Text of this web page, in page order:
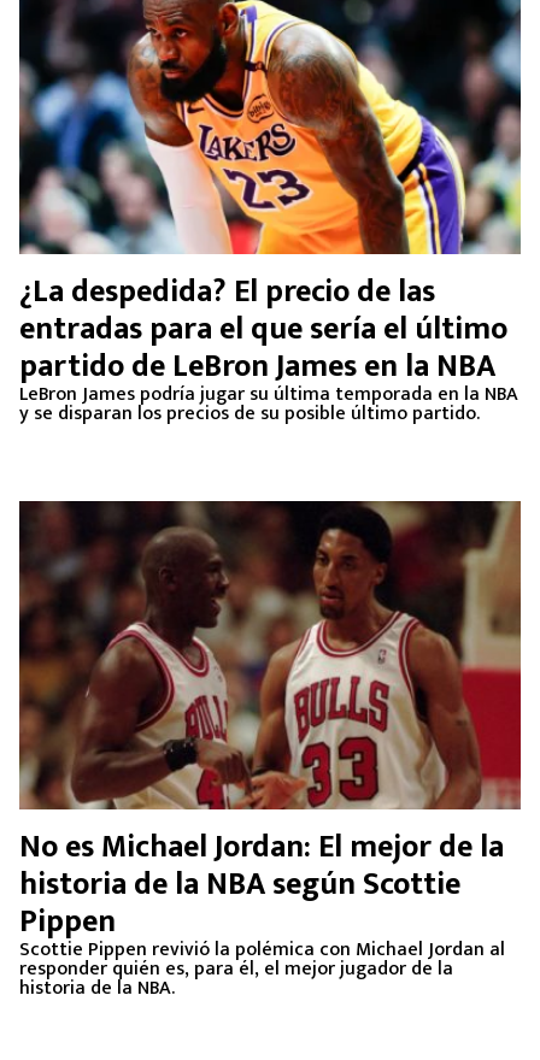
¿La despedida? El precio de las
entradas para el que sería el último
partido de LeBron James en la NBA
LeBron James podría jugar su última temporada en la NBA
y se disparan los precios de su posible último partido.
No es Michael Jordan: El mejor de la
historia de la NBA según Scottie
Pippen
Scottie Pippen revivió la polémica con Michael Jordan al
responder quién es, para él, el mejor jugador de la
historia de la NBA.